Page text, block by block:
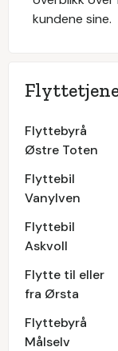
kundene sine.
Flyttebyrå
Østre Toten
Flyttebil
Vanylven
Flyttebil
Askvoll
Flytte til eller
fra Ørsta
Flyttebyrå
Målselv